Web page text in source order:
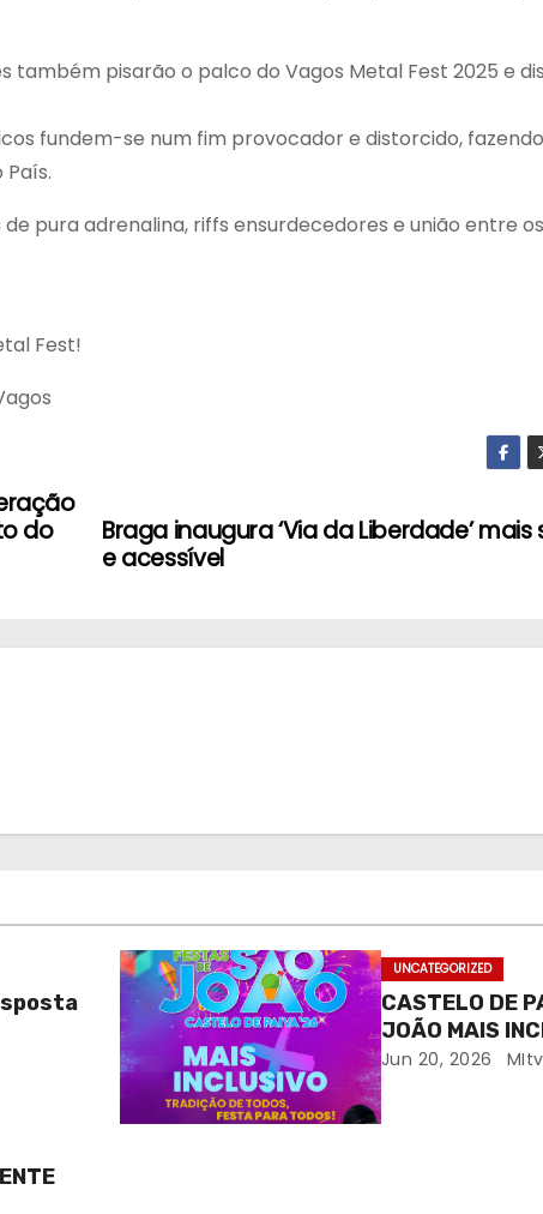
também pisarão o palco do Vagos Metal Fest 2025 e
fundem-se num fim provocador e distorcido,
pura adrenalina, riffs ensurdecedores e união entre
Fest!
Braga inaugura ‘Via da Liberdade’
e acessível
do
UNCATEGORIZED
CASTELO DE
JOÃO MAIS
Jun 20, 2026 MItv